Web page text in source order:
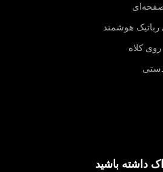
رباتیک هوشمند
کلاه
داشته باشید